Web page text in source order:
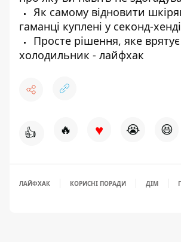
Як самому відновити
гаманці куплені у секонд-хенді
Просте рішення, яке
холодильник - лайфхак
👍 🔥 ♥ 😭 😆
ЛАЙФХАК КОРИСНІ ПОРАДИ ДІМ